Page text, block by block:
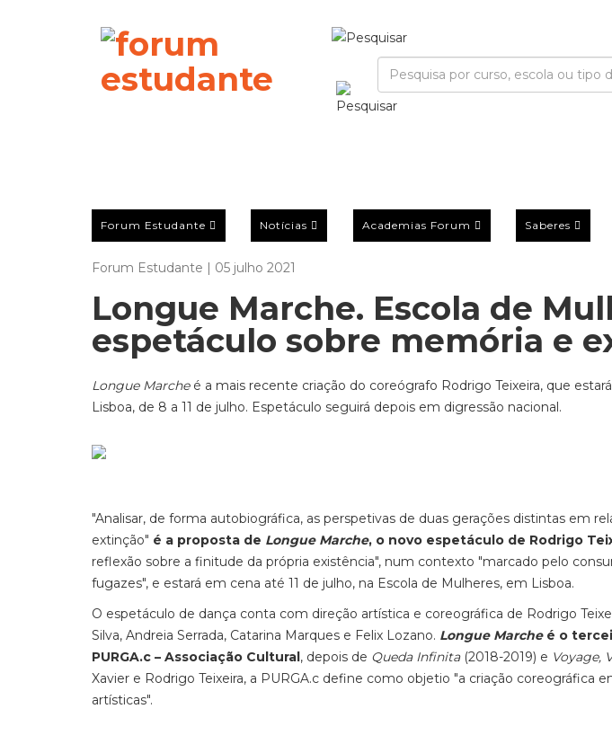
Forum Estudante Notícias Academias Forum Saberes
Forum Estudante | 05 julho 2021
Longue Marche. Escola de
espetáculo sobre memória e
Longue Marcheé a mais recente criação do coreógrafo Rodrigo Teixeira, que
Lisboa, de 8 a 11 de julho. Espetáculo seguirá depois em digressão nacional.
"Analisar, de forma autobiográfica, as perspetivas de duas gerações distintas em
extinção" é a proposta de Longue Marche, o novo espetáculo de Rodrigo
reflexão sobre a finitude da própria existência", num contexto "marcado pelo
fugazes", e estará em cena até 11 de julho, na Escola de Mulheres, em Lisboa.
O espetáculo de dança conta com direção artística e coreográfica de Rodrigo
Silva, Andreia Serrada, Catarina Marques e Felix Lozano. Longue Marche é o
PURGA.c – Associação Cultural, depois de Queda Infinita(2018-2019) e Voyage,
Xavier e Rodrigo Teixeira, a PURGA.c define como objetio "a criação coreográfica
artísticas".